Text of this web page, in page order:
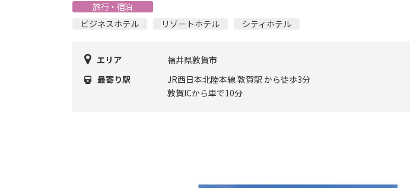
旅行・宿泊
ビジネスホテル
リゾートホテル シティホテル
エリア
福井県敦賀市
最寄り駅
JR西日本北陸本線 敦賀駅 から徒歩3分
敦賀ICから車で10分